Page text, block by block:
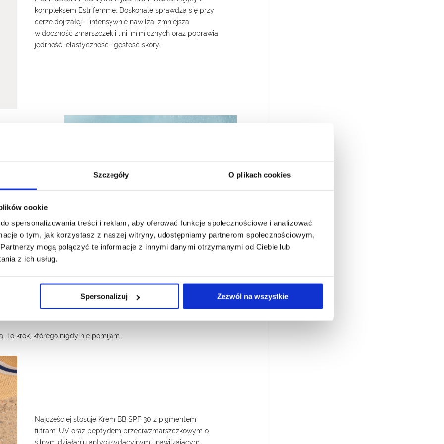
Szczegóły O plikach cookies
cookie
spersonalizowania treści i reklam, aby oferować funkcje społecznościowe i analizować
o tym, jak korzystasz z naszej witryny, udostępniamy partnerom społecznościowym,
mogą połączyć te informacje z innymi danymi otrzymanymi od Ciebie lub
z ich usług.
Spersonalizuj Zezwól na wszystkie
kompleksem Estrifemme. Doskonale sprawdza się przy
cerze dojrzałej – intensywnie nawilża, zmniejsza
widoczność zmarszczek i linii mimicznych oraz poprawia
jędrność, elastyczność i gęstość skóry.
fluid z
kwasy
zapewnia
To krok, którego nigdy nie pomijam.
Najczęściej stosuję Krem BB SPF 30 z pigmentem,
filtrami UV oraz peptydem przeciwzmarszczkowym o
silnym działaniu antyoksydacyjnym i nawilżającym.